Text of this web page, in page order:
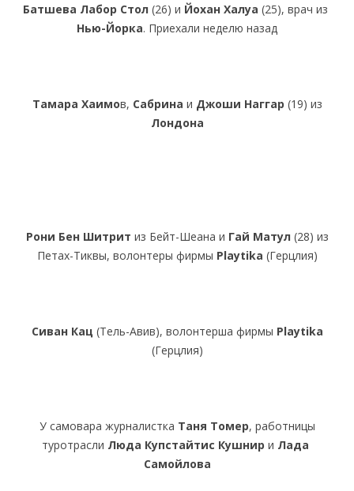
Батшева Лабор Стол (26) и Йохан Халуа (25), врач из
Нью-Йорка. Приехали неделю назад
Тамара Хаимов, Сабрина и Джоши Наггар (19) из
Лондона
Рони Бен Шитрит из Бейт-Шеана и Гай Матул(28) из
Петах-Тиквы, волонтеры фирмы Playtika (Герцлия)
Сиван Кац(Тель-Авив), волонтерша фирмы Playtika
(Герцлия)
У самовара журналистка Таня Томер, работницы
туротрасли Люда Купстайтис Кушнир и Лада
Cамойлова